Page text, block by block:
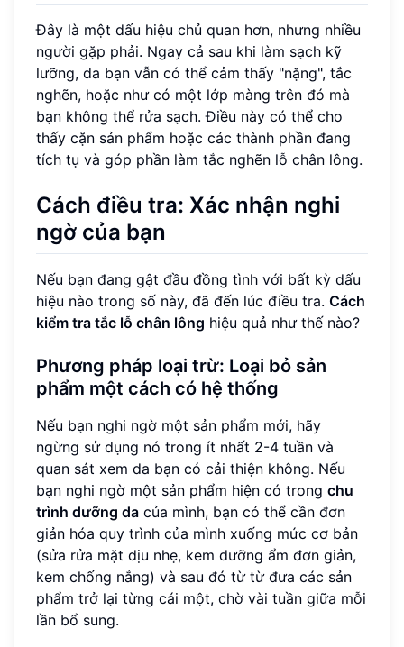
Đây là một dấu hiệu chủ quan hơn, nhưng nhiều
người gặp phải. Ngay cả sau khi làm sạch kỹ
lưỡng, da bạn vẫn có thể cảm thấy "nặng", tắc
nghẽn, hoặc như có một lớp màng trên đó mà
bạn không thể rửa sạch. Điều này có thể cho
thấy cặn sản phẩm hoặc các thành phần đang
tích tụ và góp phần làm tắc nghẽn lỗ chân lông.
Cách điều tra: Xác nhận nghi
ngờ của bạn
Nếu bạn đang gật đầu đồng tình với bất kỳ dấu
hiệu nào trong số này, đã đến lúc điều tra. Cách
kiểm tra tắc lỗ chân lông hiệu quả như thế nào?
Phương pháp loại trừ: Loại bỏ sản
phẩm một cách có hệ thống
Nếu bạn nghi ngờ một sản phẩm mới, hãy
ngừng sử dụng nó trong ít nhất 2-4 tuần và
quan sát xem da bạn có cải thiện không. Nếu
bạn nghi ngờ một sản phẩm hiện có trong chu
trình dưỡng da của mình, bạn có thể cần đơn
giản hóa quy trình của mình xuống mức cơ bản
(sửa rửa mặt dịu nhẹ, kem dưỡng ẩm đơn giản,
kem chống nắng) và sau đó từ từ đưa các sản
phẩm trở lại từng cái một, chờ vài tuần giữa mỗi
lần bổ sung.